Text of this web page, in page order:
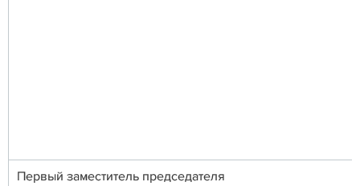
Первый заместитель председателя